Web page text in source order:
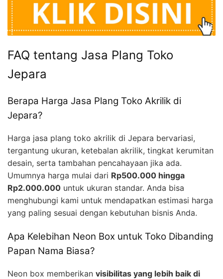
FAQ tentang Jasa Plang Toko
Jepara
Berapa Harga Jasa Plang Toko Akrilik di
Jepara?
Harga jasa plang toko akrilik di Jepara bervariasi,
tergantung ukuran, ketebalan akrilik, tingkat kerumitan
desain, serta tambahan pencahayaan jika ada.
Umumnya harga mulai dari Rp500.000 hingga
Rp2.000.000 untuk ukuran standar. Anda bisa
menghubungi kami untuk mendapatkan estimasi harga
yang paling sesuai dengan kebutuhan bisnis Anda.
Apa Kelebihan Neon Box untuk Toko Dibanding
Papan Nama Biasa?
Neon box memberikan visibilitas yang lebih baik di